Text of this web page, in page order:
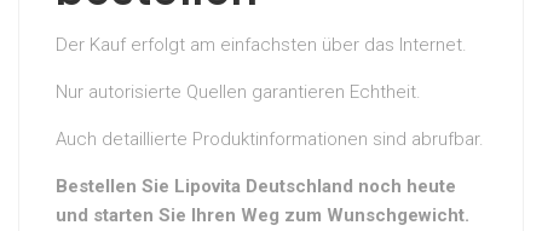
Der Kauf erfolgt am einfachsten über das Internet.
Nur autorisierte Quellen garantieren Echtheit.
Auch detaillierte Produktinformationen sind abrufbar.
Bestellen Sie Lipovita Deutschland noch heute
und starten Sie Ihren Weg zum Wunschgewicht.